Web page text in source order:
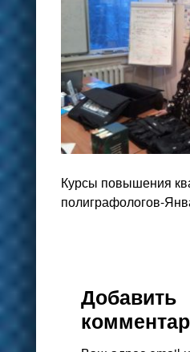
Курсы повышения
полиграфологов-
Добавить